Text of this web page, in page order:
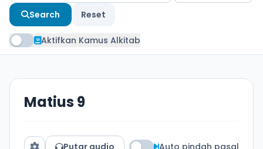
Search Reset
Aktifkan Kamus Alkitab
Matius 9
Putar audio Auto pindah pasal